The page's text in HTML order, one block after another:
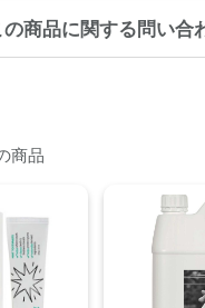
1/22
１～３営業日での発送と
届けまで１～２週間かか
ください。
す。別の決済方法をご選
商品に関する問い合
商品